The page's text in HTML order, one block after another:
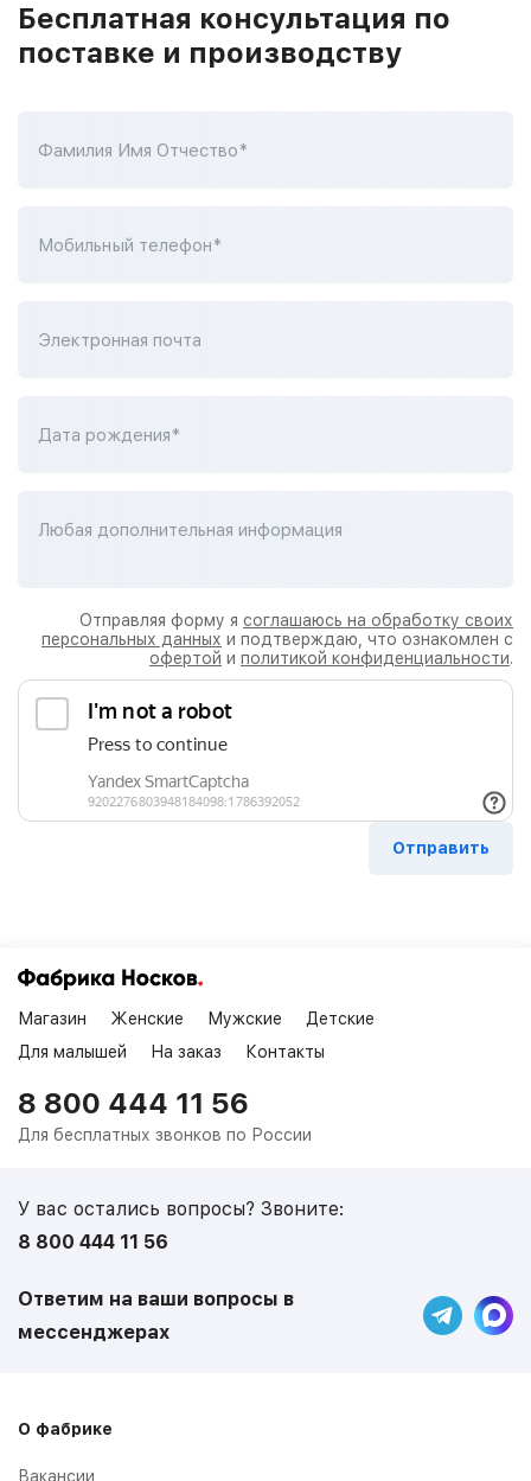
Бесплатная консультация по
поставке и производству
Фамилия Имя Отчество*
Мобильный телефон*
Электронная почта
Дата рождения*
Любая дополнительная информация
Отправляя форму я соглашаюсь на обработку своих
персональных данных и подтверждаю, что ознакомлен с
офертой и политикой конфиденциальности.
Магазин Женские Мужские
Детские
Для малышей
На заказ Контакты
8 800 444 11 56
Для бесплатных звонков по России
У вас остались вопросы? Звоните:
8 800 444 11 56
Ответим на ваши вопросы в
мессенджерах
О фабрике
Вакансии